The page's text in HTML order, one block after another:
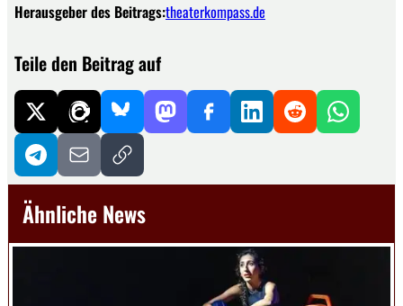
Herausgeber des Beitrags:theaterkompass.de
Teile den Beitrag auf
Ähnliche News